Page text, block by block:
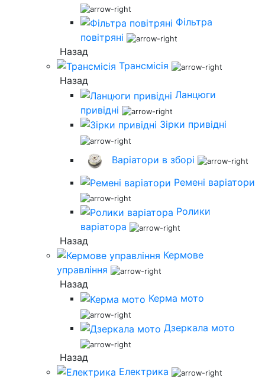
Фільтра
повітряні
Назад
Трансмісія
Назад
Ланцюги
привідні
Зірки привідні
Варіатори в зборі
Ремені варіатори
Ролики
варіатора
Назад
Кермове
управління
Назад
Керма мото
Дзеркала мото
Назад
Електрика